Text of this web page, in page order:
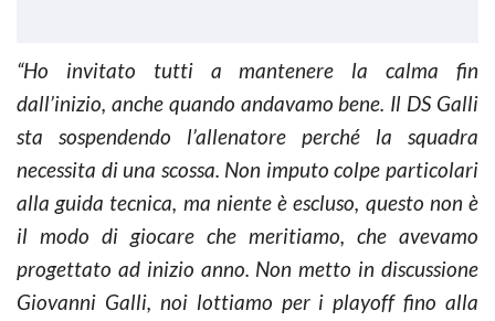
“Ho invitato tutti a mantenere la calma fin
dall’inizio, anche quando andavamo bene. Il DS Galli
sta sospendendo l’allenatore perché la squadra
necessita di una scossa. Non imputo colpe particolari
alla guida tecnica, ma niente è escluso, questo non è
il modo di giocare che meritiamo, che avevamo
progettato ad inizio anno. Non metto in discussione
Giovanni Galli, noi lottiamo per i playoff fino alla